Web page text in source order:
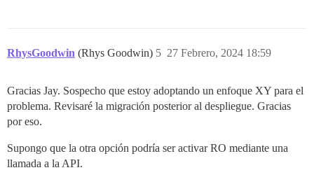
RhysGoodwin (Rhys Goodwin) 27 Febrero, 2024 18:59
5
Gracias Jay. Sospecho que estoy adoptando un enfoque XY para el
problema. Revisaré la migración posterior al despliegue. Gracias
por eso.
Supongo que la otra opción podría ser activar RO mediante una
llamada a la API.